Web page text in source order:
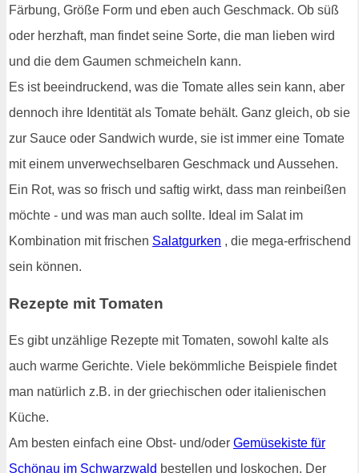
Färbung, Größe Form und eben auch Geschmack. Ob süß
oder herzhaft, man findet seine Sorte, die man lieben wird
und die dem Gaumen schmeicheln kann.
Es ist beeindruckend, was die Tomate alles sein kann, aber
dennoch ihre Identität als Tomate behält. Ganz gleich, ob sie
zur Sauce oder Sandwich wurde, sie ist immer eine Tomate
mit einem unverwechselbaren Geschmack und Aussehen.
Ein Rot, was so frisch und saftig wirkt, dass man reinbeißen
möchte - und was man auch sollte. Ideal im Salat im
Kombination mit frischen Salatgurken , die mega-erfrischend
sein können.
Rezepte mit Tomaten
Es gibt unzählige Rezepte mit Tomaten, sowohl kalte als
auch warme Gerichte. Viele bekömmliche Beispiele findet
man natürlich z.B. in der griechischen oder italienischen
Küche.
Am besten einfach eine Obst- und/oder Gemüsekiste für
Schönau im Schwarzwald bestellen und loskochen. Der